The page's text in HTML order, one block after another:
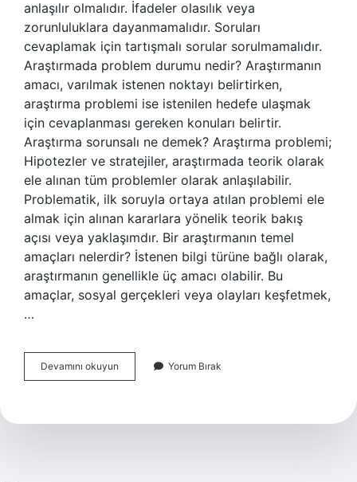
anlaşılır olmalıdır. İfadeler olasılık veya
zorunluluklara dayanmamalıdır. Soruları
cevaplamak için tartışmalı sorular sorulmamalıdır.
Araştırmada problem durumu nedir? Araştırmanın
amacı, varılmak istenen noktayı belirtirken,
araştırma problemi ise istenilen hedefe ulaşmak
için cevaplanması gereken konuları belirtir.
Araştırma sorunsalı ne demek? Araştırma problemi;
Hipotezler ve stratejiler, araştırmada teorik olarak
ele alınan tüm problemler olarak anlaşılabilir.
Problematik, ilk soruyla ortaya atılan problemi ele
almak için alınan kararlara yönelik teorik bakış
açısı veya yaklaşımdır. Bir araştırmanın temel
amaçları nelerdir? İstenen bilgi türüne bağlı olarak,
araştırmanın genellikle üç amacı olabilir. Bu
amaçlar, sosyal gerçekleri veya olayları keşfetmek,
…
Devamını okuyun Araştırma
Problemiyle
Insanların
Yorum Bırak